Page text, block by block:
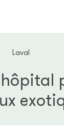
Laval